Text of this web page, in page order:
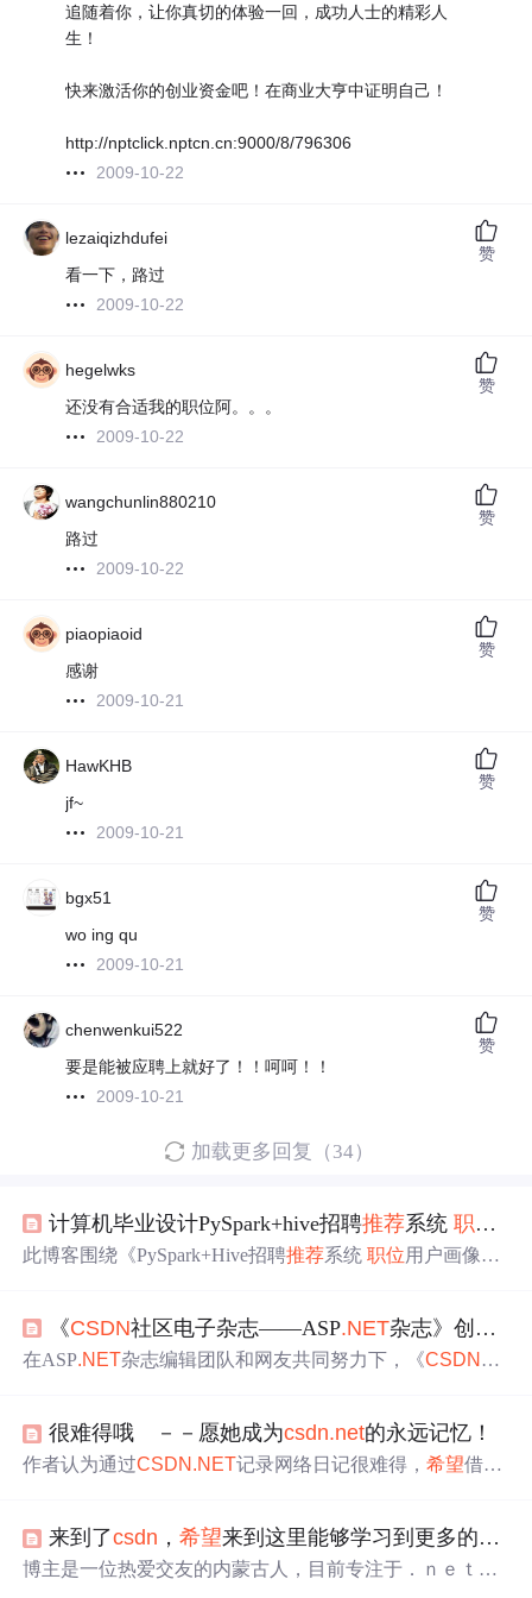
追随着你，让你真切的体验一回，成功人士的精彩人
生！
快来激活你的创业资金吧！在商业大亨中证明自己！
http://nptclick.nptcn.cn:9000/8/796306
2009-10-22
lezaiqizhdufei
看一下，路过
2009-10-22
赞
hegelwks
还没有合适我的职位阿。。。
2009-10-22
赞
wangchunlin880210
路过
2009-10-22
赞
piaopiaoid
感谢
2009-10-21
赞
HawKHB
jf~
2009-10-21
赞
bgx51
wo ing qu
2009-10-21
赞
chenwenkui522
要是能被应聘上就好了！！呵呵！！
2009-10-21
赞
加载更多回复（34）
计算机毕业设计PySpark+hive招聘推荐系统职位
此博客围绕《PySpark+Hive招聘推荐系统职位用户画像 推
建用户画像、整合职位信息等，还说明了技术路线，如数
据采集、处理等，预期能提高招聘效率和求职者体验。
《CSDN社区电子杂志——ASP.NET杂志》创刊号发布！
在ASP.NET杂志编辑团队和网友共同努力下，《CSDN 社
反馈、投稿等相关途径，希望大家继续支持，让杂志越办
越好。
很难得哦 －－愿她成为csdn.net的永远记忆！
作者认为通过CSDN .NET记录网络日记很难得，希望借此
来到了csdn ，希望来到这里能够学习到更多的东西，
博主是一位热爱交友的内蒙古人，目前专注于．ｎｅｔ方